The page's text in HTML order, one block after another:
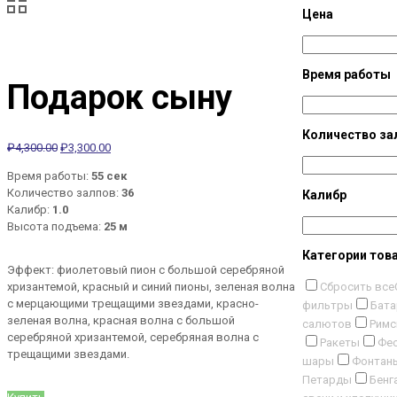
Подарок сыну
₽4,300.00 ₽3,300.00
Время работы: 55 сек
Количество залпов: 36
Калибр: 1.0
Высота подъема: 25 м
Эффект: фиолетовый пион с большой серебряной
хризантемой, красный и синий пионы, зеленая волна
с мерцающими трещащими звездами, красно-
зеленая волна, красная волна с большой
серебряной хризантемой, серебряная волна с
трещащими звездами.
Цена
Время работы
Количество
Калибр
Категории
Сбросить все
фильтры
салютов
Ракеты
шары
Петарды